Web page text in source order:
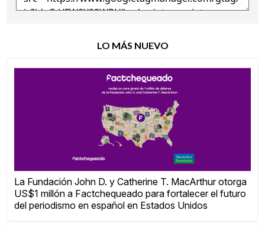
LO MÁS NUEVO
La Fundación John D. y Catherine T. MacArthur otorga
US$1 millón a Factchequeado para fortalecer el futuro
del periodismo en español en Estados Unidos